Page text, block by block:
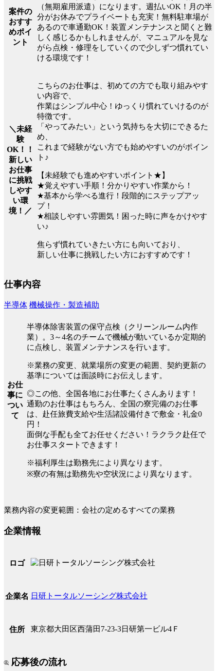
案件の
おすす
めポイ
ント
（無期雇用派遣）になります。週払いOK！月の半
分がお休みでプライベートも充実！無料駐車場が
あるので車通勤OK！装置メンテナンスと聞くと難
しく感じるかもしれませんが、マニュアルを見な
がら点検・修理をしていくので少しずつ慣れてい
ける環境です！
＼未経
験
OK！！
新しい
お仕事
に挑戦
しやす
い環
境！／
こちらのお仕事は、初めての方でも取り組みやす
い内容で、
作業はシンプル中心！ゆっくり慣れていけるのが
特徴です。
「やってみたい」という気持ちを大切にできるた
め、
これまで経験がない方でも始めやすいのがポイン
ト♪
【未経験でも進めやすいポイント★】
★覚えやすい手順！分かりやすい作業から！
★基本から学べる進行！段階的にステップアッ
プ！
★相談しやすい雰囲気！困った時に声をかけやす
い♪
焦らず慣れていきたい方にも向いており、
新しい仕事に挑戦したい方におすすめです！
仕事内容
半導体 機械操作・製造補助
お仕
事に
つい
て
半導体除害装置の保守点検（クリーンルーム内作
業）。3～4名のチームで機械が動いているか定期的
に点検し、装置メンテナンスを行います。
※業務の変更、就業場所の変更の範囲、契約更新の
基準については面談時にお伝えします。
◎この他、全国各地にお仕事たくさんあります！
通勤のお仕事はもちろん、全国の寮完備のお仕事
は、赴任旅費支給や生活諸設備付きで敷金・礼金0
円！
面倒な手配も全てお任せください！ラクラク赴任で
お仕事スタートできます！
※福利厚生は勤務先により異なります。
※寮の有無は勤務先や空状況により異なります。
業務内容の変更範囲：会社の定めるすべての業務
企業情報
ロゴ
企業名 日研トータルソーシング株式会社
住所 東京都大田区西蒲田7-23-3日研第一ビル4Ｆ
応募後の流れ